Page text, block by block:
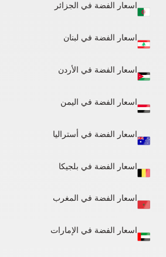
اسعار الفضة في الجزائر​
اسعار الفضة في لبنان
اسعار الفضة في الأردن
اسعار الفضة في اليمن
اسعار الفضة في أستراليا
اسعار الفضة في بلجيكا
اسعار الفضة في المغرب
اسعار الفضة في الإمارات